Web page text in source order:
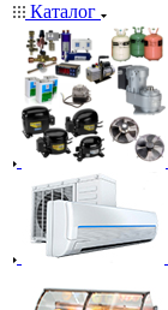
Каталог